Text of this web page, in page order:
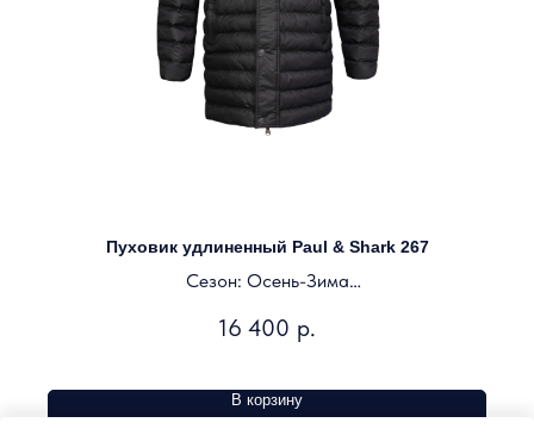
Пуховик удлиненный Paul & Shark 267
Сезон: Осень-Зима
16 400 р.
В корзину